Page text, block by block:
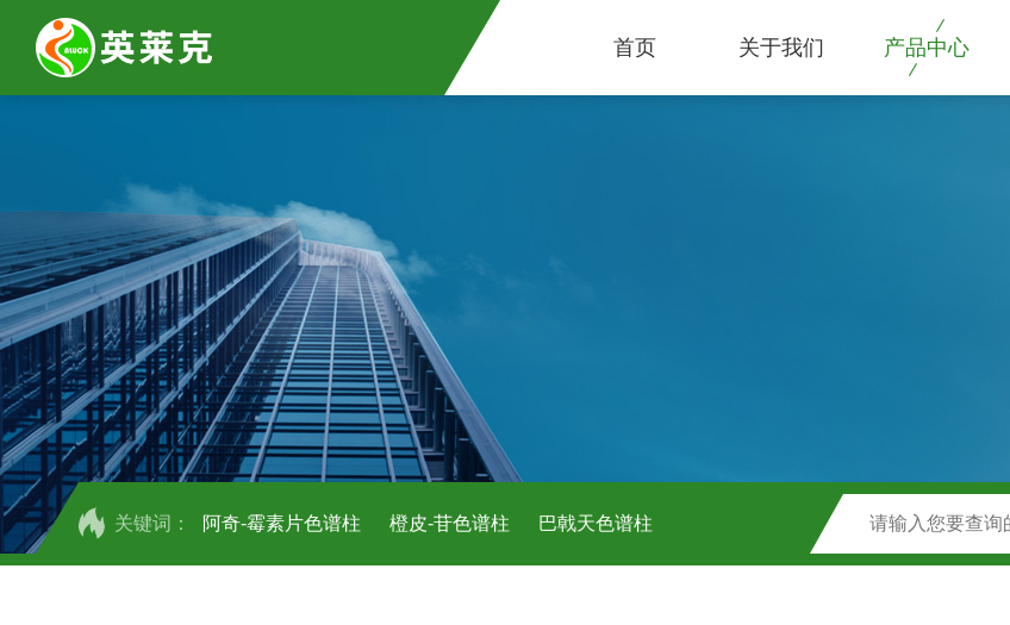
首页 关于我们 产品中心
关键词： 阿奇-霉素片色谱柱 橙皮-苷色谱柱 巴戟天色谱柱